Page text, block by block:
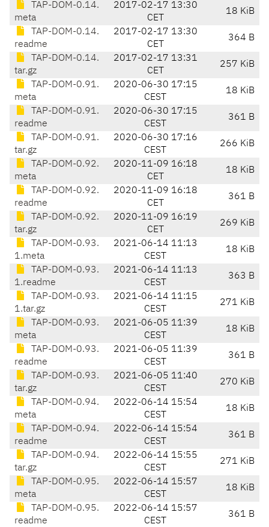
TAP-DOM-0.14.
meta
2017-02-17 13:30
CET
18 KiB
TAP-DOM-0.14.
readme
2017-02-17 13:30
CET
364 B
TAP-DOM-0.14.
tar.gz
2017-02-17 13:31
CET
257 KiB
TAP-DOM-0.91.
meta
2020-06-30 17:15
CEST
18 KiB
TAP-DOM-0.91.
readme
2020-06-30 17:15
CEST
361 B
TAP-DOM-0.91.
tar.gz
2020-06-30 17:16
CEST
266 KiB
TAP-DOM-0.92.
meta
2020-11-09 16:18
CET
18 KiB
TAP-DOM-0.92.
readme
2020-11-09 16:18
CET
361 B
TAP-DOM-0.92.
tar.gz
2020-11-09 16:19
CET
269 KiB
TAP-DOM-0.93.
1.meta
2021-06-14 11:13
CEST
18 KiB
TAP-DOM-0.93.
1.readme
2021-06-14 11:13
CEST
363 B
TAP-DOM-0.93.
1.tar.gz
2021-06-14 11:15
CEST
271 KiB
TAP-DOM-0.93.
meta
2021-06-05 11:39
CEST
18 KiB
TAP-DOM-0.93.
readme
2021-06-05 11:39
CEST
361 B
TAP-DOM-0.93.
tar.gz
2021-06-05 11:40
CEST
270 KiB
TAP-DOM-0.94.
meta
2022-06-14 15:54
CEST
18 KiB
TAP-DOM-0.94.
readme
2022-06-14 15:54
CEST
361 B
TAP-DOM-0.94.
tar.gz
2022-06-14 15:55
CEST
271 KiB
TAP-DOM-0.95.
meta
2022-06-14 15:57
CEST
18 KiB
TAP-DOM-0.95.
readme
2022-06-14 15:57
CEST
361 B